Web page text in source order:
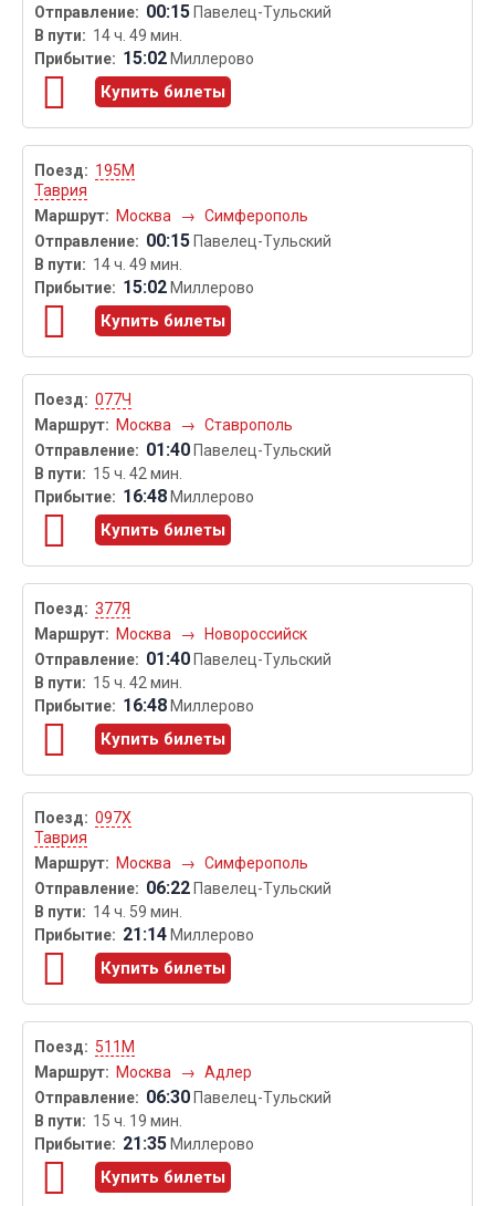
00:15 Павелец-Тульский
14 ч. 49 мин.
15:02 Миллерово
Купить билеты
195М
Таврия
Москва
→ Симферополь
00:15 Павелец-Тульский
14 ч. 49 мин.
15:02 Миллерово
Купить билеты
077Ч
Москва
→ Ставрополь
01:40 Павелец-Тульский
15 ч. 42 мин.
16:48 Миллерово
Купить билеты
377Я
Москва
→ Новороссийск
01:40 Павелец-Тульский
15 ч. 42 мин.
16:48 Миллерово
Купить билеты
097Х
Таврия
Москва
→ Симферополь
06:22 Павелец-Тульский
14 ч. 59 мин.
21:14 Миллерово
Купить билеты
511М
Москва
→ Адлер
06:30 Павелец-Тульский
15 ч. 19 мин.
21:35 Миллерово
Купить билеты